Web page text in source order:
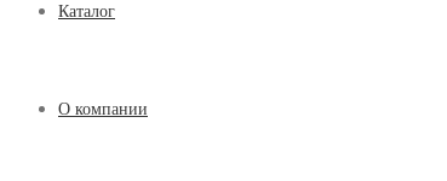
Каталог
О компании